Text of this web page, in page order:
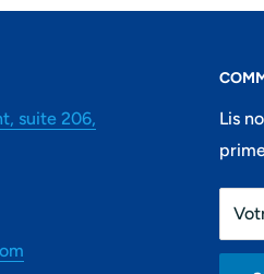
suite 206,
Lis